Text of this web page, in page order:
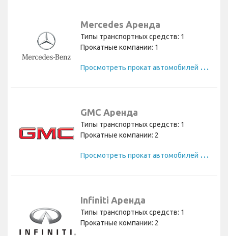
Mercedes Аренда
Типы транспортных средств: 1
Прокатные компании: 1
П
росмотреть прокат автомобилей Mercedes
GMC Аренда
Типы транспортных средств: 1
Прокатные компании: 2
П
росмотреть прокат автомобилей GMC
Infiniti Аренда
Типы транспортных средств: 1
Прокатные компании: 2